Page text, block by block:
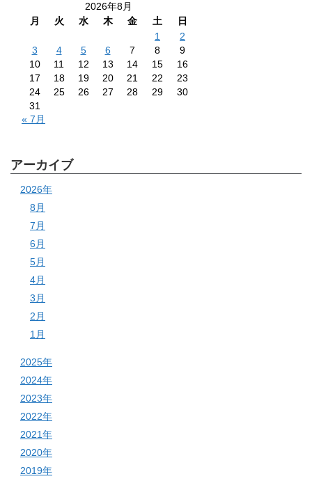
2026年8月
月
火 水 木 金 土
日
1
2
3
4 5 6 7 8
9
10
11 12 13 14 15
16
17
18 19 20 21 22
23
24
25 26 27 28 29
30
31
« 7月
アーカイブ
2026年
8月
7月
6月
5月
4月
3月
2月
1月
2025年
2024年
2023年
2022年
2021年
2020年
2019年